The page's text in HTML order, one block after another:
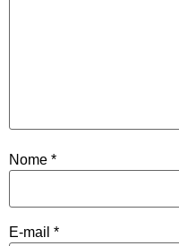
Nome *
E-mail *